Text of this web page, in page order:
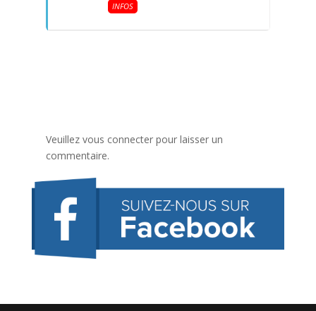
INFOS
Veuillez vous connecter pour laisser un
commentaire.